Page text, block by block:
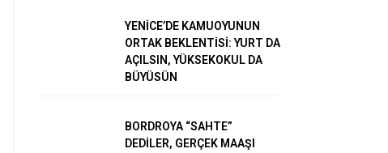
Gündem
YENİCE’DE KAMUOYUNUN
ORTAK BEKLENTİSİ: YURT DA
AÇILSIN, YÜKSEKOKUL DA
BÜYÜSÜN
BORDROYA “SAHTE”
DEDİLER, GERÇEK MAAŞI